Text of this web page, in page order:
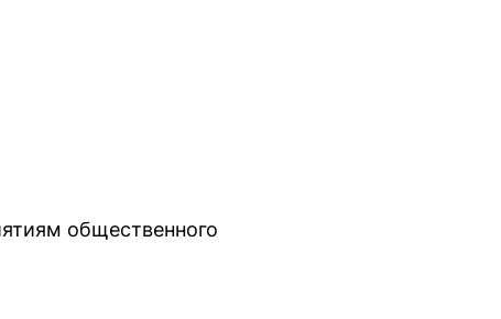
общественного